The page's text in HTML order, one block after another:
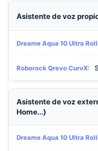
Asistente de voz
Dreame Aqua 10 Ultra
Roborock Qrevo CurvX:
Asistente de voz
Home...)
Dreame Aqua 10 Ultra